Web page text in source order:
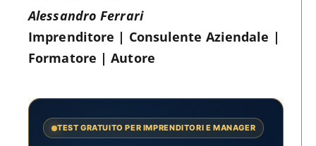
Alessandro Ferrari
Imprenditore | Consulente Aziendale |
Formatore | Autore
TEST GRATUITO PER IMPRENDITORI E MANAGER